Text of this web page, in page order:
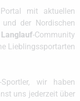
mit aktuellen
der Nordischen
Langlauf-Community
Lieblingssportarten
wir haben
uns jederzeit über